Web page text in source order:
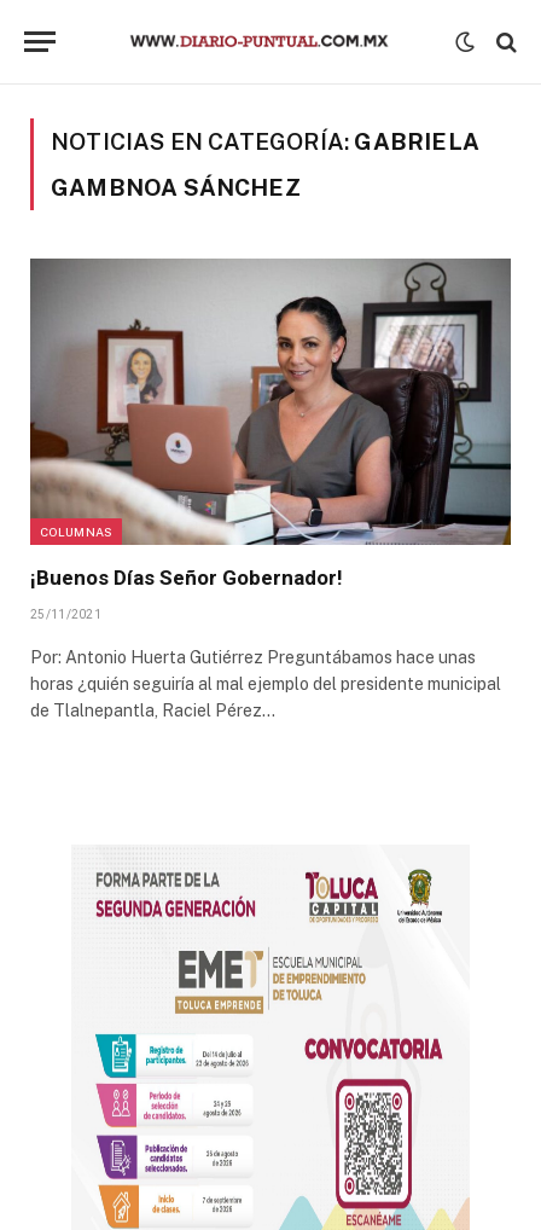
NOTICIAS EN CATEGORÍA: GABRIELA
GAMBNOA SÁNCHEZ
COLUMNAS
¡Buenos Días Señor Gobernador!
25/11/2021
Por: Antonio Huerta Gutiérrez Preguntábamos hace unas
horas ¿quién seguiría al mal ejemplo del presidente municipal
de Tlalnepantla, Raciel Pérez…